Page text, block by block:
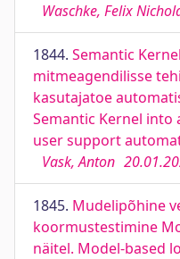
Waschke, Felix
1844. Semantic
mitmeagendilisse
kasutajatoe
Semantic Kernel
user support
Vask, Anton
1845. Mudelipõhine
koormustestimine
näitel. Model-based